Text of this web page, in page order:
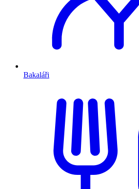
Bakaláři